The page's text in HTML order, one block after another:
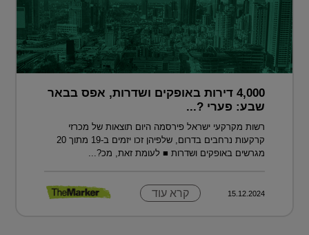
4,000 דירות באופקים ושדרות, אפס בבאר
שבע: פערי ?...
רשות מקרקעי ישראל פירסמה היום תוצאות של מכרזי
קרקעות נרחבים בדרום, שלפיהן זכו יזמים ב-19 מתוך 20
מגרשים באופקים ושדרות ■ לעומת זאת, מכ?...
15.12.2024 קרא עוד